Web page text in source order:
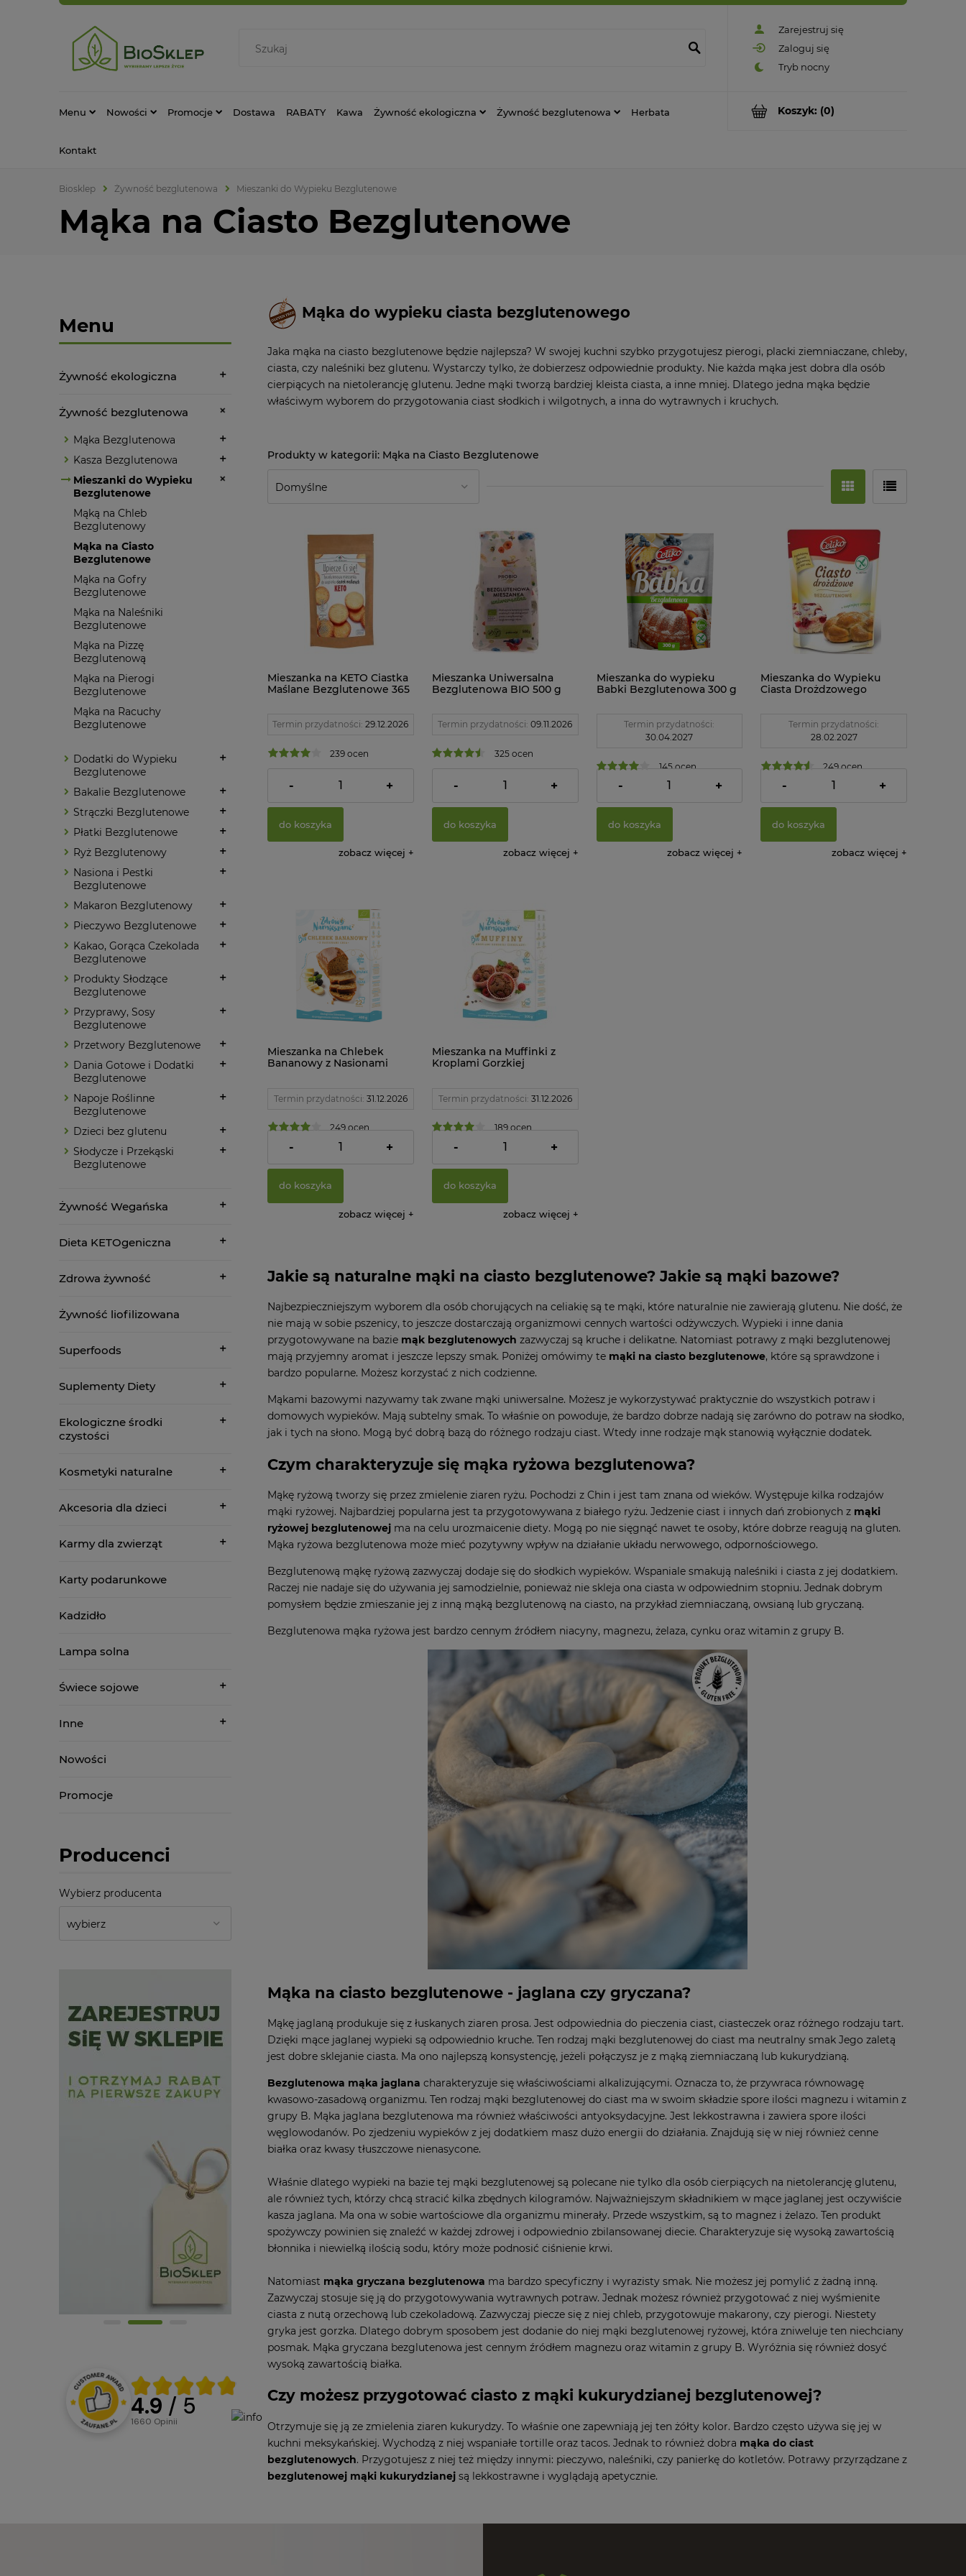
Zarejestruj się
Zaloguj się
Koszyk: (0)
Menu Nowości Promocje Dostawa RABATY Kawa Żywność ekologiczna Żywność bezglutenowa Herbata
Kontakt
Biosklep Żywność bezglutenowa Mieszanki do Wypieku Bezglutenowe
Mąka na Ciasto Bezglutenowe
Menu
Żywność ekologiczna
Żywność bezglutenowa
Mąka Bezglutenowa
Kasza Bezglutenowa
Mieszanki do Wypieku
Bezglutenowe
Mąką na Chleb
Bezglutenowy
Mąka na Ciasto
Bezglutenowe
Mąka na Gofry
Bezglutenowe
Mąka na Naleśniki
Bezglutenowe
Mąka na Pizzę
Bezglutenową
Mąka na Pierogi
Bezglutenowe
Mąka na Racuchy
Bezglutenowe
Dodatki do Wypieku
Bezglutenowe
Bakalie Bezglutenowe
Strączki Bezglutenowe
Płatki Bezglutenowe
Ryż Bezglutenowy
Nasiona i Pestki
Bezglutenowe
Makaron Bezglutenowy
Pieczywo Bezglutenowe
Kakao, Gorąca Czekolada
Bezglutenowe
Produkty Słodzące
Bezglutenowe
Przyprawy, Sosy
Bezglutenowe
Przetwory Bezglutenowe
Dania Gotowe i Dodatki
Bezglutenowe
Napoje Roślinne
Bezglutenowe
Dzieci bez glutenu
Słodycze i Przekąski
Bezglutenowe
Żywność Wegańska
Dieta KETOgeniczna
Zdrowa żywność
Żywność liofilizowana
Superfoods
Suplementy Diety
Ekologiczne środki
czystości
Kosmetyki naturalne
Akcesoria dla dzieci
Karmy dla zwierząt
Karty podarunkowe
Kadzidło
Lampa solna
Świece sojowe
Inne
Nowości
Promocje
Producenci
Wybierz producenta
4.9 / 5
1660 opinii
Mąka do wypieku ciasta bezglutenowego
Jaka mąka na ciasto bezglutenowe będzie najlepsza? W swojej kuchni szybko przygotujesz pierogi, placki ziemniaczane, chleby,
ciasta, czy naleśniki bez glutenu. Wystarczy tylko, że dobierzesz odpowiednie produkty. Nie każda mąka jest dobra dla osób
cierpiących na nietolerancję glutenu. Jedne mąki tworzą bardziej kleista ciasta, a inne mniej. Dlatego jedna mąka będzie
właściwym wyborem do przygotowania ciast słodkich i wilgotnych, a inna do wytrawnych i kruchych.
Mąka na Ciasto Bezglutenowe
Mieszanka na KETO Ciastka
Maślane Bezglutenowe 365
Termin przydatności: 29.12.2026
239 ocen
21,94 zł
- +
do koszyka
zobacz więcej
Mieszanka Uniwersalna
Bezglutenowa BIO 500 g
Termin przydatności: 09.11.2026
325 ocen
14,53 zł
- +
do koszyka
zobacz więcej
Mieszanka do wypieku
Babki Bezglutenowa 300 g
Termin przydatności:
30.04.2027
145 ocen
8,34 zł
- +
do koszyka
zobacz więcej
Mieszanka do Wypieku
Ciasta Drożdzowego
Termin przydatności:
28.02.2027
249 ocen
5,69 zł
- +
do koszyka
zobacz więcej
Mieszanka na Chlebek
Bananowy z Nasionami
Termin przydatności: 31.12.2026
249 ocen
20,10 zł
- +
do koszyka
zobacz więcej
Mieszanka na Muffinki z
Kroplami Gorzkiej
Namieszane
Termin przydatności: 31.12.2026
189 ocen
18,76 zł
- +
do koszyka
zobacz więcej
Jakie są naturalne mąki na ciasto bezglutenowe? Jakie są mąki bazowe?
Najbezpieczniejszym wyborem dla osób chorujących na celiakię są te mąki, które naturalnie nie zawierają glutenu. Nie dość, że
nie mają w sobie pszenicy, to jeszcze dostarczają organizmowi cennych wartości odżywczych. Wypieki i inne dania
przygotowywane na bazie mąk bezglutenowych zazwyczaj są kruche i delikatne. Natomiast potrawy z mąki bezglutenowej
mają przyjemny aromat i jeszcze lepszy smak. Poniżej omówimy te mąki na ciasto bezglutenowe, które są sprawdzone i
bardzo popularne. Możesz korzystać z nich codzienne.
Mąkami bazowymi nazywamy tak zwane mąki uniwersalne. Możesz je wykorzystywać praktycznie do wszystkich potraw i
domowych wypieków. Mają subtelny smak. To właśnie on powoduje, że bardzo dobrze nadają się zarówno do potraw na słodko,
jak i tych na słono. Mogą być dobrą bazą do różnego rodzaju ciast. Wtedy inne rodzaje mąk stanowią wyłącznie dodatek.
Czym charakteryzuje się mąka ryżowa bezglutenowa?
Mąkę ryżową tworzy się przez zmielenie ziaren ryżu. Pochodzi z Chin i jest tam znana od wieków. Występuje kilka rodzajów
mąki ryżowej. Najbardziej popularna jest ta przygotowywana z białego ryżu. Jedzenie ciast i innych dań zrobionych z mąki
ryżowej bezglutenowej ma na celu urozmaicenie diety. Mogą po nie sięgnąć nawet te osoby, które dobrze reagują na gluten.
Mąka ryżowa bezglutenowa może mieć pozytywny wpływ na działanie układu nerwowego, odpornościowego.
Bezglutenową mąkę ryżową zazwyczaj dodaje się do słodkich wypieków. Wspaniale smakują naleśniki i ciasta z jej dodatkiem.
Raczej nie nadaje się do używania jej samodzielnie, ponieważ nie skleja ona ciasta w odpowiednim stopniu. Jednak dobrym
pomysłem będzie zmieszanie jej z inną mąką bezglutenową na ciasto, na przykład ziemniaczaną, owsianą lub gryczaną.
Bezglutenowa mąka ryżowa jest bardzo cennym źródłem niacyny, magnezu, żelaza, cynku oraz witamin z grupy B.
Mąka na ciasto bezglutenowe - jaglana czy gryczana?
Mąkę jaglaną produkuje się z łuskanych ziaren prosa. Jest odpowiednia do pieczenia ciast, ciasteczek oraz różnego rodzaju tart.
Dzięki mące jaglanej wypieki są odpowiednio kruche. Ten rodzaj mąki bezglutenowej do ciast ma neutralny smak Jego zaletą
jest dobre sklejanie ciasta. Ma ono najlepszą konsystencję, jeżeli połączysz je z mąką ziemniaczaną lub kukurydzianą.
Bezglutenowa mąka jaglana charakteryzuje się właściwościami alkalizującymi. Oznacza to, że przywraca równowagę
kwasowo-zasadową organizmu. Ten rodzaj mąki bezglutenowej do ciast ma w swoim składzie spore ilości magnezu i witamin z
grupy B. Mąka jaglana bezglutenowa ma również właściwości antyoksydacyjne. Jest lekkostrawna i zawiera spore ilości
węglowodanów. Po zjedzeniu wypieków z jej dodatkiem masz dużo energii do działania. Znajdują się w niej również cenne
białka oraz kwasy tłuszczowe nienasycone.
Właśnie dlatego wypieki na bazie tej mąki bezglutenowej są polecane nie tylko dla osób cierpiących na nietolerancję glutenu,
ale również tych, którzy chcą stracić kilka zbędnych kilogramów. Najważniejszym składnikiem w mące jaglanej jest oczywiście
kasza jaglana. Ma ona w sobie wartościowe dla organizmu minerały. Przede wszystkim, są to magnez i żelazo. Ten produkt
spożywczy powinien się znaleźć w każdej zdrowej i odpowiednio zbilansowanej diecie. Charakteryzuje się wysoką zawartością
błonnika i niewielką ilością sodu, który może podnosić ciśnienie krwi.
Natomiast mąka gryczana bezglutenowa ma bardzo specyficzny i wyrazisty smak. Nie możesz jej pomylić z żadną inną.
Zazwyczaj stosuje się ją do przygotowywania wytrawnych potraw. Jednak możesz również przygotować z niej wyśmienite
ciasta z nutą orzechową lub czekoladową. Zazwyczaj piecze się z niej chleb, przygotowuje makarony, czy pierogi. Niestety
gryka jest gorzka. Dlatego dobrym sposobem jest dodanie do niej mąki bezglutenowej ryżowej, która zniweluje ten niechciany
posmak. Mąka gryczana bezglutenowa jest cennym źródłem magnezu oraz witamin z grupy B. Wyróżnia się również dosyć
wysoką zawartością białka.
Czy możesz przygotować ciasto z mąki kukurydzianej bezglutenowej?
Otrzymuje się ją ze zmielenia ziaren kukurydzy. To właśnie one zapewniają jej ten żółty kolor. Bardzo często używa się jej w
kuchni meksykańskiej. Wychodzą z niej wspaniałe tortille oraz tacos. Jednak to również dobra mąka do ciast
bezglutenowych. Przygotujesz z niej też między innymi: pieczywo, naleśniki, czy panierkę do kotletów. Potrawy przyrządzane z
bezglutenowej mąki kukurydzianej są lekkostrawne i wyglądają apetycznie.